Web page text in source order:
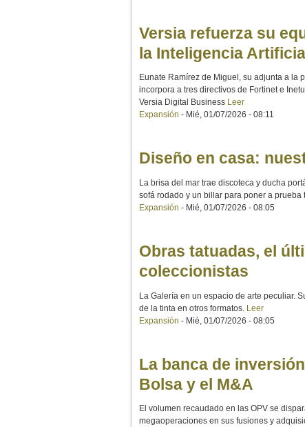
Versia refuerza su
la Inteligencia
Eunate Ramírez de Miguel, su adjunta a la
incorpora a tres directivos de Fortinet e
Versia Digital Business Leer
Expansión - Mié, 01/07/2026 - 08:11
Diseño en casa:
La brisa del mar trae discoteca y ducha
sofá rodado y un billar para poner a prueba
Expansión - Mié, 01/07/2026 - 08:05
Obras tatuadas, el
coleccionistas
La Galería en un espacio de arte peculiar.
de la tinta en otros formatos. Leer
Expansión - Mié, 01/07/2026 - 08:05
La banca de
Bolsa y el M&A
El volumen recaudado en las OPV se
megaoperaciones en sus fusiones y